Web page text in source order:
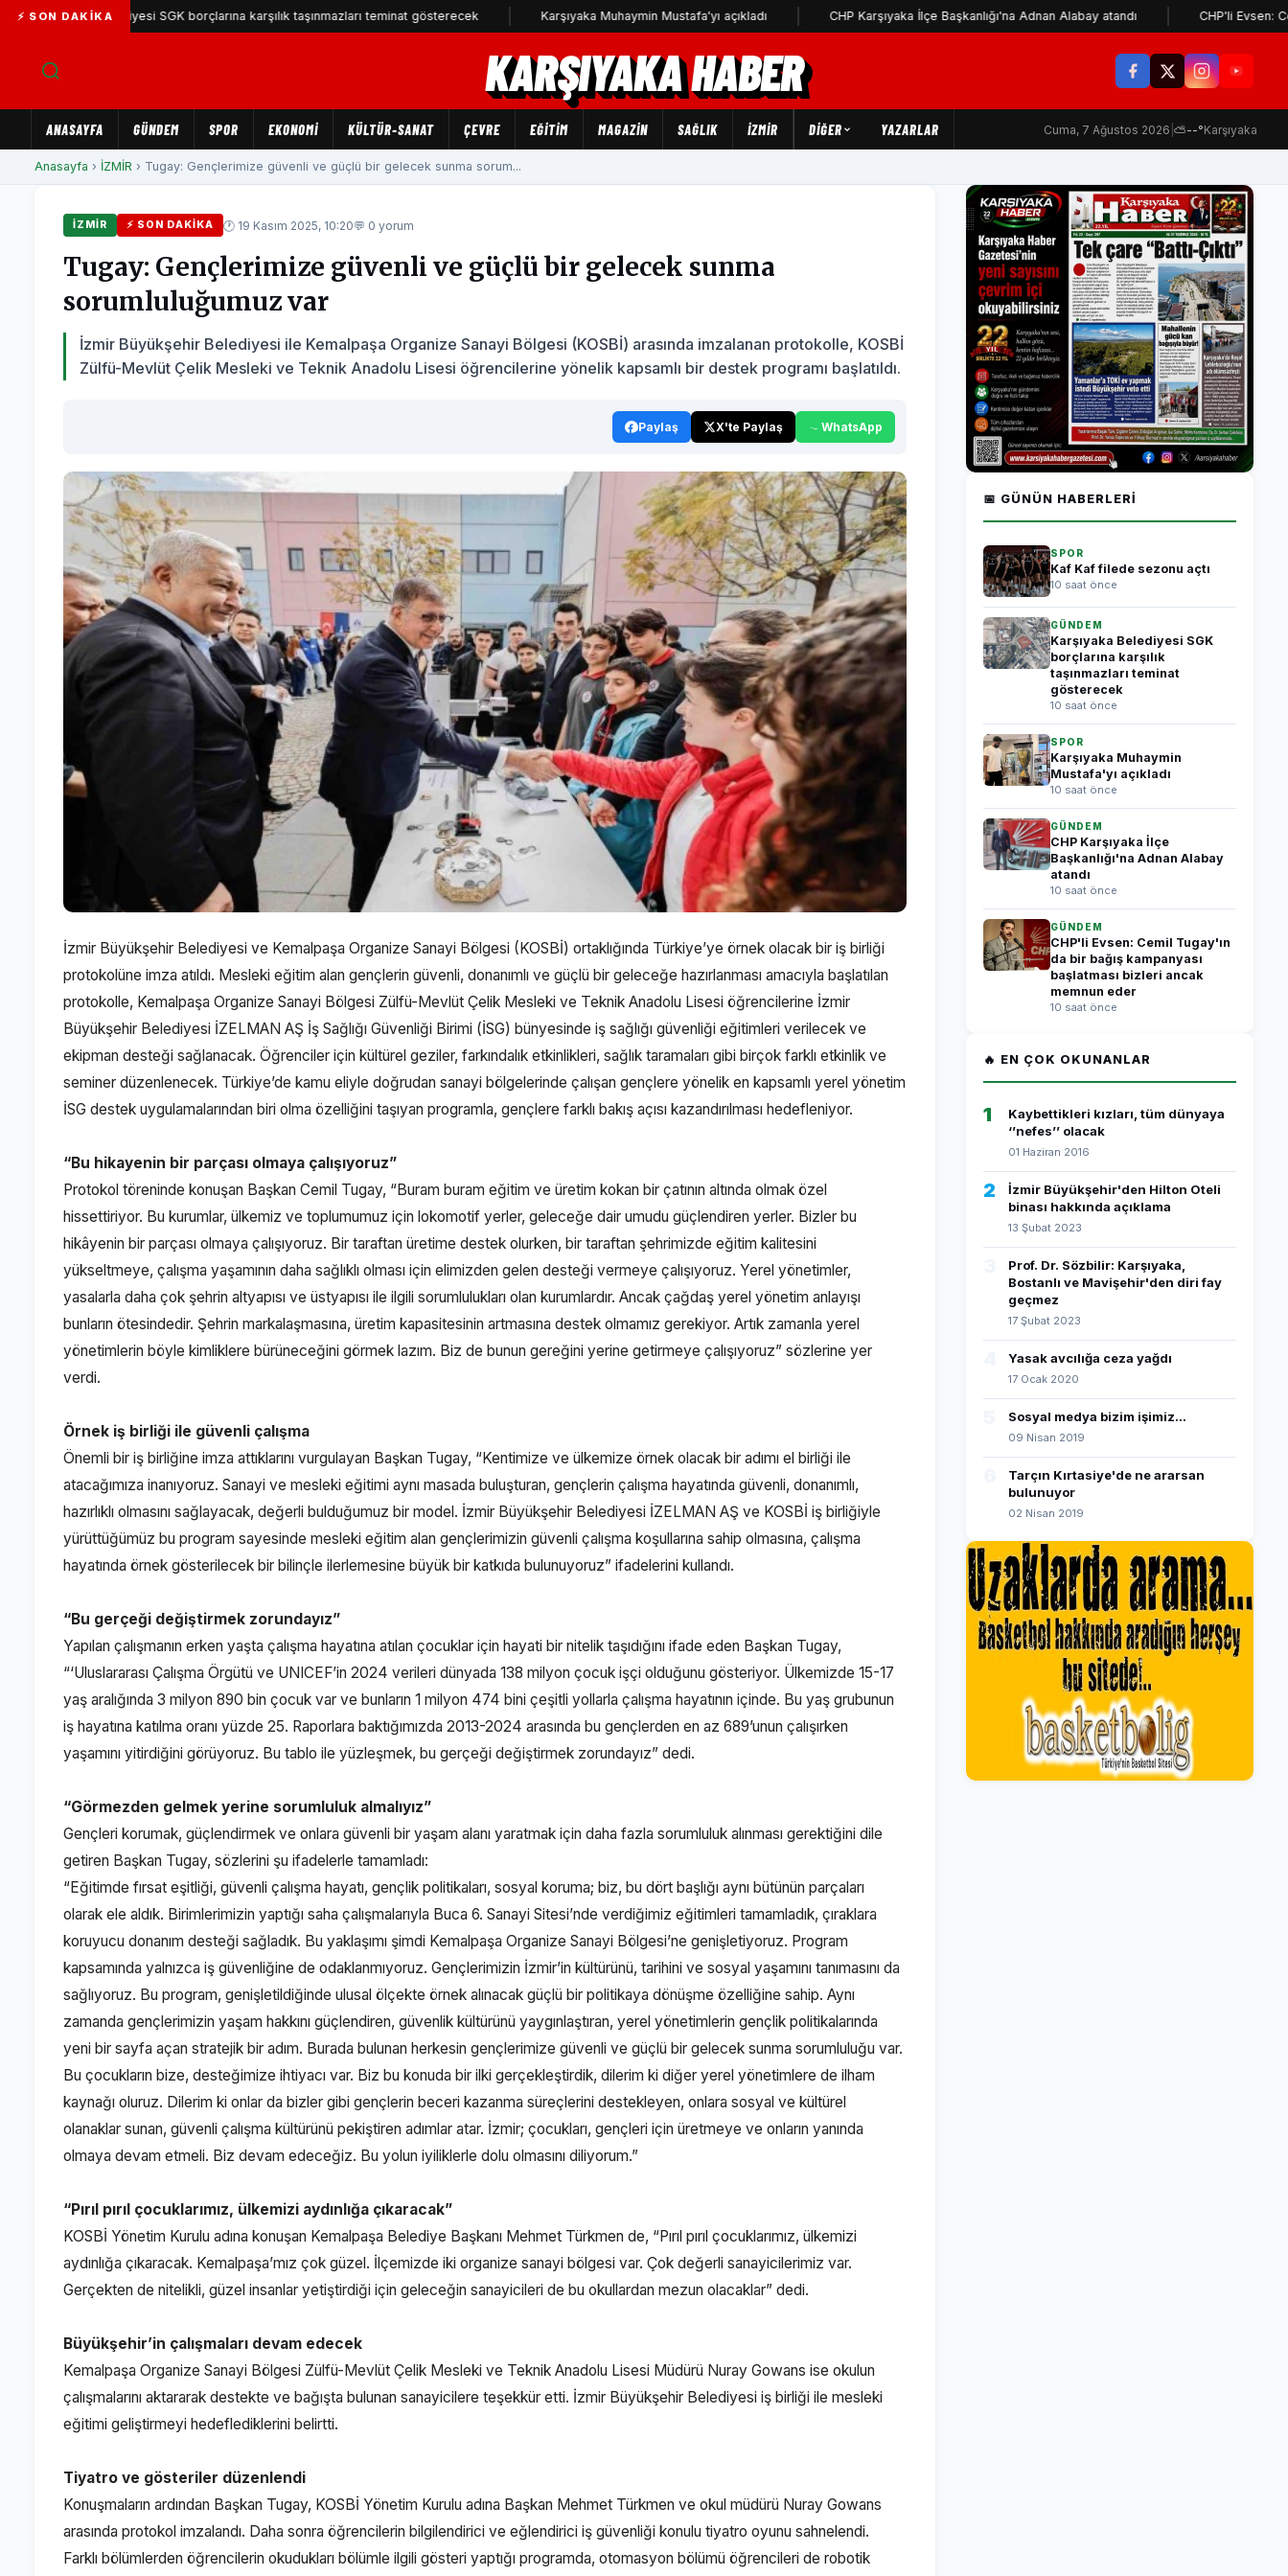
⚡ SON DAKIKA
Belediyesi SGK borçlarına karşılık taşınmazları teminat gösterecek Karşıyaka Muhaymin Mustafa'yı açıkladı CHP Karşıyaka İlçe Başkanlığı'na Adnan Alabay atandı CHP'li Evsen: Cemil
KARŞIYAKA HABER
ANASAYFA GÜNDEM SPOR EKONOMİ KÜLTÜR-SANAT ÇEVRE EĞİTİM MAGAZİN SAĞLIK İZMİR DIĞER YAZARLAR Cuma, 7 Ağustos 2026 ⛅--°Karşıyaka
Anasayfa › İZMİR › Tugay: Gençlerimize güvenli ve güçlü bir gelecek sunma sorum...
İZMİR ⚡ SON DAKIKA 🕐 19 Kasım 2025, 10:20💬 0 yorum
Tugay: Gençlerimize güvenli ve güçlü bir gelecek sunma
sorumluluğumuz var
İzmir Büyükşehir Belediyesi ile Kemalpaşa Organize Sanayi Bölgesi (KOSBİ) arasında imzalanan protokolle, KOSBİ
Zülfü-Mevlüt Çelik Mesleki ve Teknik Anadolu Lisesi öğrencilerine yönelik kapsamlı bir destek programı başlatıldı.
Paylaş X'te Paylaş WhatsApp
İzmir Büyükşehir Belediyesi ve Kemalpaşa Organize Sanayi Bölgesi (KOSBİ) ortaklığında Türkiye’ye örnek olacak bir iş birliği
protokolüne imza atıldı. Mesleki eğitim alan gençlerin güvenli, donanımlı ve güçlü bir geleceğe hazırlanması amacıyla başlatılan
protokolle, Kemalpaşa Organize Sanayi Bölgesi Zülfü-Mevlüt Çelik Mesleki ve Teknik Anadolu Lisesi öğrencilerine İzmir
Büyükşehir Belediyesi İZELMAN AŞ İş Sağlığı Güvenliği Birimi (İSG) bünyesinde iş sağlığı güvenliği eğitimleri verilecek ve
ekipman desteği sağlanacak. Öğrenciler için kültürel geziler, farkındalık etkinlikleri, sağlık taramaları gibi birçok farklı etkinlik ve
seminer düzenlenecek. Türkiye’de kamu eliyle doğrudan sanayi bölgelerinde çalışan gençlere yönelik en kapsamlı yerel yönetim
İSG destek uygulamalarından biri olma özelliğini taşıyan programla, gençlere farklı bakış açısı kazandırılması hedefleniyor.
“Bu hikayenin bir parçası olmaya çalışıyoruz”
Protokol töreninde konuşan Başkan Cemil Tugay, “Buram buram eğitim ve üretim kokan bir çatının altında olmak özel
hissettiriyor. Bu kurumlar, ülkemiz ve toplumumuz için lokomotif yerler, geleceğe dair umudu güçlendiren yerler. Bizler bu
hikâyenin bir parçası olmaya çalışıyoruz. Bir taraftan üretime destek olurken, bir taraftan şehrimizde eğitim kalitesini
yükseltmeye, çalışma yaşamının daha sağlıklı olması için elimizden gelen desteği vermeye çalışıyoruz. Yerel yönetimler,
yasalarla daha çok şehrin altyapısı ve üstyapısı ile ilgili sorumlulukları olan kurumlardır. Ancak çağdaş yerel yönetim anlayışı
bunların ötesindedir. Şehrin markalaşmasına, üretim kapasitesinin artmasına destek olmamız gerekiyor. Artık zamanla yerel
yönetimlerin böyle kimliklere bürüneceğini görmek lazım. Biz de bunun gereğini yerine getirmeye çalışıyoruz” sözlerine yer
verdi.
Örnek iş birliği ile güvenli çalışma
Önemli bir iş birliğine imza attıklarını vurgulayan Başkan Tugay, “Kentimize ve ülkemize örnek olacak bir adımı el birliği ile
atacağımıza inanıyoruz. Sanayi ve mesleki eğitimi aynı masada buluşturan, gençlerin çalışma hayatında güvenli, donanımlı,
hazırlıklı olmasını sağlayacak, değerli bulduğumuz bir model. İzmir Büyükşehir Belediyesi İZELMAN AŞ ve KOSBİ iş birliğiyle
yürüttüğümüz bu program sayesinde mesleki eğitim alan gençlerimizin güvenli çalışma koşullarına sahip olmasına, çalışma
hayatında örnek gösterilecek bir bilinçle ilerlemesine büyük bir katkıda bulunuyoruz” ifadelerini kullandı.
“Bu gerçeği değiştirmek zorundayız”
Yapılan çalışmanın erken yaşta çalışma hayatına atılan çocuklar için hayati bir nitelik taşıdığını ifade eden Başkan Tugay,
“‘Uluslararası Çalışma Örgütü ve UNICEF’in 2024 verileri dünyada 138 milyon çocuk işçi olduğunu gösteriyor. Ülkemizde 15-17
yaş aralığında 3 milyon 890 bin çocuk var ve bunların 1 milyon 474 bini çeşitli yollarla çalışma hayatının içinde. Bu yaş grubunun
iş hayatına katılma oranı yüzde 25. Raporlara baktığımızda 2013-2024 arasında bu gençlerden en az 689’unun çalışırken
yaşamını yitirdiğini görüyoruz. Bu tablo ile yüzleşmek, bu gerçeği değiştirmek zorundayız” dedi.
“Görmezden gelmek yerine sorumluluk almalıyız”
Gençleri korumak, güçlendirmek ve onlara güvenli bir yaşam alanı yaratmak için daha fazla sorumluluk alınması gerektiğini dile
getiren Başkan Tugay, sözlerini şu ifadelerle tamamladı:
“Eğitimde fırsat eşitliği, güvenli çalışma hayatı, gençlik politikaları, sosyal koruma; biz, bu dört başlığı aynı bütünün parçaları
olarak ele aldık. Birimlerimizin yaptığı saha çalışmalarıyla Buca 6. Sanayi Sitesi’nde verdiğimiz eğitimleri tamamladık, çıraklara
koruyucu donanım desteği sağladık. Bu yaklaşımı şimdi Kemalpaşa Organize Sanayi Bölgesi’ne genişletiyoruz. Program
kapsamında yalnızca iş güvenliğine de odaklanmıyoruz. Gençlerimizin İzmir’in kültürünü, tarihini ve sosyal yaşamını tanımasını da
sağlıyoruz. Bu program, genişletildiğinde ulusal ölçekte örnek alınacak güçlü bir politikaya dönüşme özelliğine sahip. Aynı
zamanda gençlerimizin yaşam hakkını güçlendiren, güvenlik kültürünü yaygınlaştıran, yerel yönetimlerin gençlik politikalarında
yeni bir sayfa açan stratejik bir adım. Burada bulunan herkesin gençlerimize güvenli ve güçlü bir gelecek sunma sorumluluğu var.
Bu çocukların bize, desteğimize ihtiyacı var. Biz bu konuda bir ilki gerçekleştirdik, dilerim ki diğer yerel yönetimlere de ilham
kaynağı oluruz. Dilerim ki onlar da bizler gibi gençlerin beceri kazanma süreçlerini destekleyen, onlara sosyal ve kültürel
olanaklar sunan, güvenli çalışma kültürünü pekiştiren adımlar atar. İzmir; çocukları, gençleri için üretmeye ve onların yanında
olmaya devam etmeli. Biz devam edeceğiz. Bu yolun iyiliklerle dolu olmasını diliyorum.”
“Pırıl pırıl çocuklarımız, ülkemizi aydınlığa çıkaracak”
KOSBİ Yönetim Kurulu adına konuşan Kemalpaşa Belediye Başkanı Mehmet Türkmen de, “Pırıl pırıl çocuklarımız, ülkemizi
aydınlığa çıkaracak. Kemalpaşa’mız çok güzel. İlçemizde iki organize sanayi bölgesi var. Çok değerli sanayicilerimiz var.
Gerçekten de nitelikli, güzel insanlar yetiştirdiği için geleceğin sanayicileri de bu okullardan mezun olacaklar” dedi.
Büyükşehir’in çalışmaları devam edecek
Kemalpaşa Organize Sanayi Bölgesi Zülfü-Mevlüt Çelik Mesleki ve Teknik Anadolu Lisesi Müdürü Nuray Gowans ise okulun
çalışmalarını aktararak destekte ve bağışta bulunan sanayicilere teşekkür etti. İzmir Büyükşehir Belediyesi iş birliği ile mesleki
eğitimi geliştirmeyi hedeflediklerini belirtti.
Tiyatro ve gösteriler düzenlendi
Konuşmaların ardından Başkan Tugay, KOSBİ Yönetim Kurulu adına Başkan Mehmet Türkmen ve okul müdürü Nuray Gowans
arasında protokol imzalandı. Daha sonra öğrencilerin bilgilendirici ve eğlendirici iş güvenliği konulu tiyatro oyunu sahnelendi.
Farklı bölümlerden öğrencilerin okudukları bölümle ilgili gösteri yaptığı programda, otomasyon bölümü öğrencileri de robotik
📅 GÜNÜN HABERLERI
SPOR
Kaf Kaf filede sezonu açtı
10 saat önce
GÜNDEM
Karşıyaka Belediyesi SGK
borçlarına karşılık
taşınmazları teminat
gösterecek
10 saat önce
SPOR
Karşıyaka Muhaymin
Mustafa'yı açıkladı
10 saat önce
GÜNDEM
CHP Karşıyaka İlçe
Başkanlığı'na Adnan Alabay
atandı
10 saat önce
GÜNDEM
CHP'li Evsen: Cemil Tugay'ın
da bir bağış kampanyası
başlatması bizleri ancak
memnun eder
10 saat önce
🔥 EN ÇOK OKUNANLAR
1
Kaybettikleri kızları, tüm dünyaya
‘’nefes’’ olacak
01 Haziran 2016
2
İzmir Büyükşehir'den Hilton Oteli
binası hakkında açıklama
13 Şubat 2023
Prof. Dr. Sözbilir: Karşıyaka,
Bostanlı ve Mavişehir'den diri fay
geçmez
17 Şubat 2023
Yasak avcılığa ceza yağdı
17 Ocak 2020
Sosyal medya bizim işimiz...
09 Nisan 2019
Tarçın Kırtasiye'de ne ararsan
bulunuyor
02 Nisan 2019